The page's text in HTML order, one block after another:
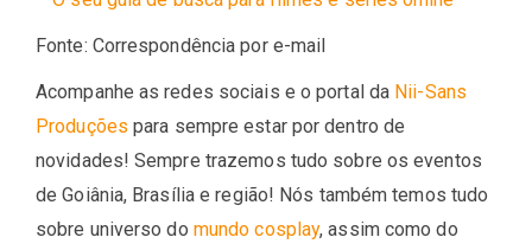
Fonte: Correspondência por e-mail
Acompanhe as redes sociais e o portal da Nii-Sans
Produções para sempre estar por dentro de
novidades! Sempre trazemos tudo sobre os eventos
de Goiânia, Brasília e região! Nós também temos tudo
sobre universo do mundo cosplay, assim como do